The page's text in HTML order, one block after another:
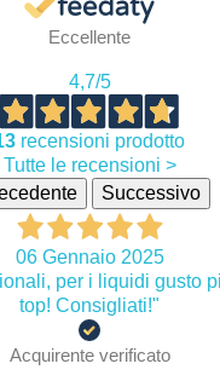
Eccellente
4,7/5
recensioni prodotto
Tutte le recensioni >
Successivo
06 Gennaio 2025
per i liquidi gusto
top! Consigliati!"
Acquirente verificato